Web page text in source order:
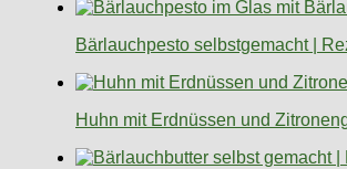
Bärlauchpesto selbstgemacht |
Huhn mit Erdnüssen und